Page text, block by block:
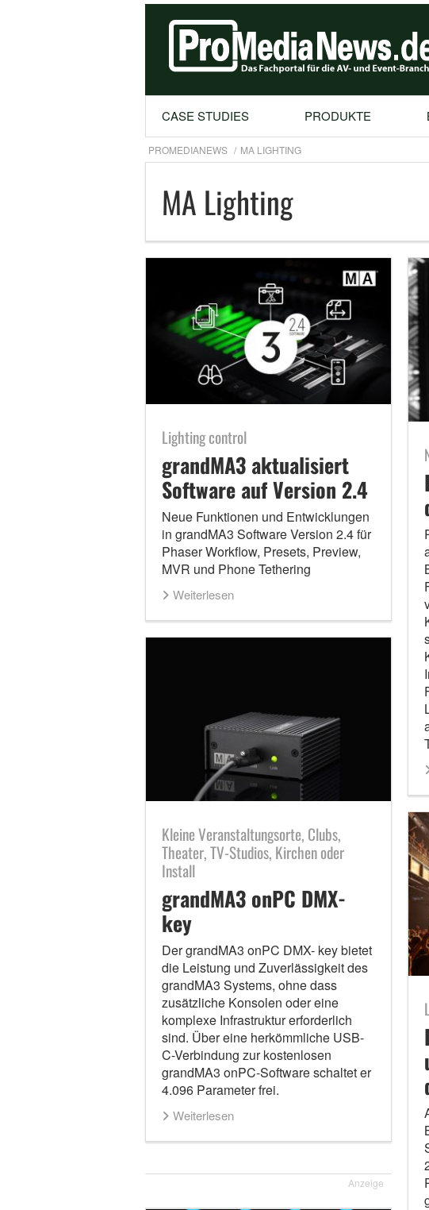
CASE STUDIES PRODUKTE
PROMEDIANEWS MA LIGHTING
MA Lighting
Lighting control
grandMA3 aktualisiert
Software auf Version 2.4
Neue Funktionen und Entwicklungen
in grandMA3 Software Version 2.4 für
Phaser Workflow, Presets, Preview,
MVR und Phone Tethering
Weiterlesen
Kleine Veranstaltungsorte, Clubs,
Theater, TV-Studios, Kirchen oder
Install
grandMA3 onPC DMX-
key
Der grandMA3 onPC DMX- key bietet
die Leistung und Zuverlässigkeit des
grandMA3 Systems, ohne dass
zusätzliche Konsolen oder eine
komplexe Infrastruktur erforderlich
sind. Über eine herkömmliche USB-
C-Verbindung zur kostenlosen
grandMA3 onPC-Software schaltet er
4.096 Parameter frei.
Weiterlesen
Anzeige